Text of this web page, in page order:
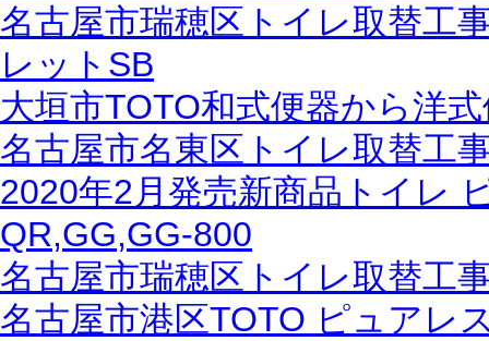
名古屋市瑞穂区トイレ取替
レットSB
大垣市TOTO和式便器から洋
名古屋市名東区トイレ取替工
2020年2月発売新商品トイレ
QR,GG,GG-800
名古屋市瑞穂区トイレ取替工
名古屋市港区TOTO ピュアレ